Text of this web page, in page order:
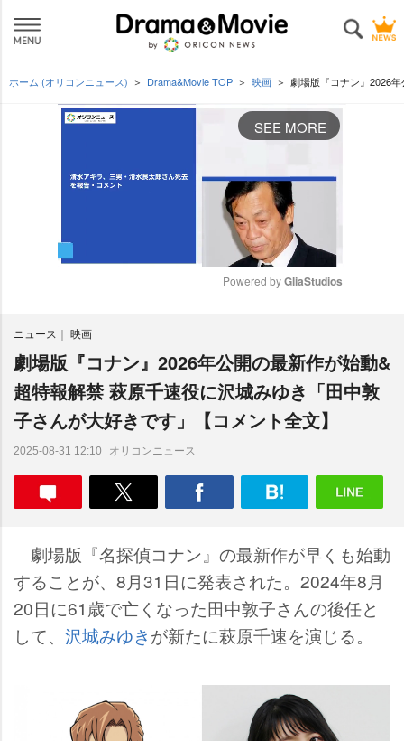
ホーム (オリコンニュース) Drama&Movie TOP 映画 劇場版『コナン』2026
SEE MORE
t
e
Powered by GliaStudios
ニュース 映画
劇場版『コナン』2026年公開の最新作が始動&
超特報解禁 萩原千速役に沢城みゆき「田中敦
子さんが大好きです」【コメント全文】
2025-08-31 12:10 オリコンニュース
劇場版『名探偵コナン』の最新作が早くも始動
することが、8月31日に発表された。2024年8月
20日に61歳で亡くなった田中敦子さんの後任と
して、 沢城みゆきが新たに萩原千速を演じる。